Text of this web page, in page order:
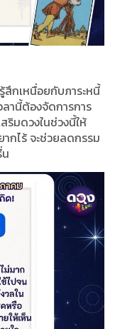
สึกเหนื่อยกับภาระหนี้
านี้ต้องจัดการการ
ริมดวงในช่วงนี้ให้
กไร้ จะช่วยลดกรรม